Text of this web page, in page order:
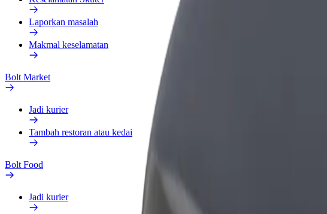
Laporkan masalah
Makmal keselamatan
Bolt Market
Jadi kurier
Tambah restoran atau kedai
Bolt Food
Jadi kurier